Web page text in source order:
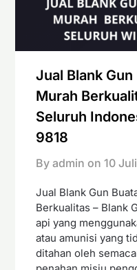
Jual Blank
Murah
Seluruh
9818
By admin on 10
Jual Blank Gun
Berkualitas – Blank
api yang
atau amunisi yang
ditahan oleh